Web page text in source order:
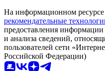
На информационном ресурсе
рекомендательные
предоставления информации
и анализа сведений,
пользователей сети
Российской Федерации)